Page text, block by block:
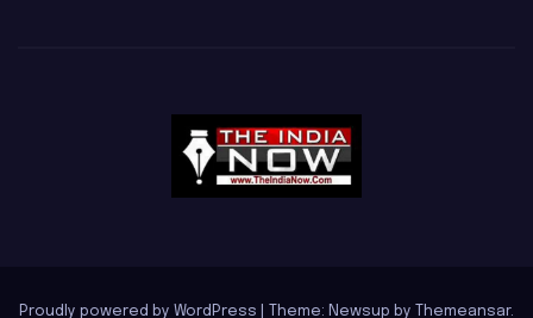
Proudly powered by WordPress Theme: Newsup by Themeansar.